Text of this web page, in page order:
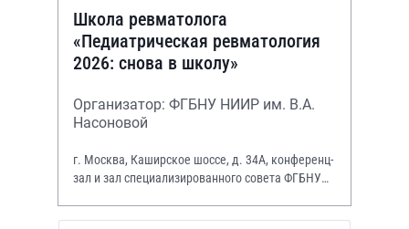
Школа ревматолога
«Педиатрическая ревматология
2026: снова в школу»
Организатор: ФГБНУ НИИР им. В.А.
Насоновой
г. Москва, Каширское шоссе, д. 34А, конференц-
зал и зал специализированного совета ФГБНУ